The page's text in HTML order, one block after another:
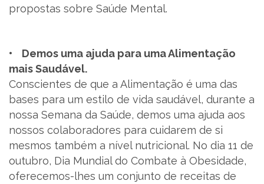
propostas sobre Saúde Mental.
• Demos uma ajuda para uma Alimentação
mais Saudável.
Conscientes de que a Alimentação é uma das
bases para um estilo de vida saudável, durante a
nossa Semana da Saúde, demos uma ajuda aos
nossos colaboradores para cuidarem de si
mesmos também a nível nutricional. No dia 11 de
outubro, Dia Mundial do Combate à Obesidade,
oferecemos-lhes um conjunto de receitas de